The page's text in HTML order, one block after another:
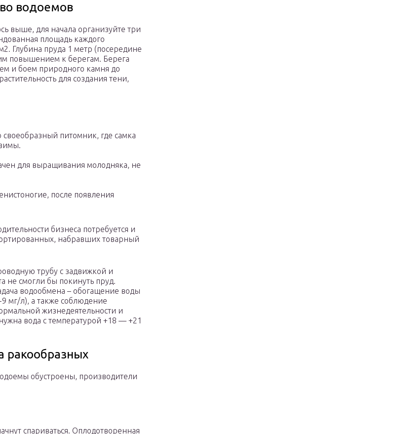
водоемов
выше, для начала организуйте три
площадь каждого
Глубина пруда 1 метр (посередине
повышением к берегам. Берега
и боем природного камня до
для создания тени,
питомник, где самка
для выращивания молодняка, не
после появления
бизнеса потребуется и
набравших товарный
трубу с задвижкой и
не смогли бы покинуть пруд.
водообмена – обогащение воды
мг/л), а также соблюдение
жизнедеятельности и
вода с температурой +18 — +21
ракообразных
обустроены, производители
спариваться. Оплодотворенная